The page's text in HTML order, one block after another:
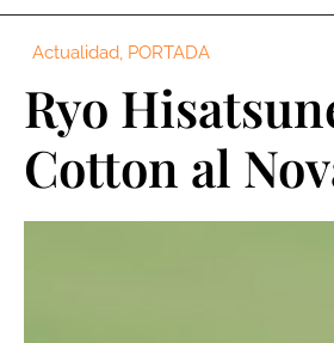
Actualidad, PORTADA
Ryo
Cotton al